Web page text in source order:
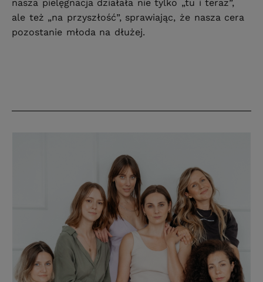
nasza pielęgnacja działała nie tylko „tu i teraz”,
ale też „na przyszłość”, sprawiając, że nasza cera
pozostanie młoda na dłużej.